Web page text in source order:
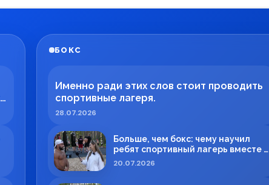
БОКС
Именно ради этих слов стоит проводить
спортивные лагеря.
28.07.2026
Больше, чем бокс: чему научил
ребят спортивный лагерь вместе с
Максимом Вильде
20.07.2026